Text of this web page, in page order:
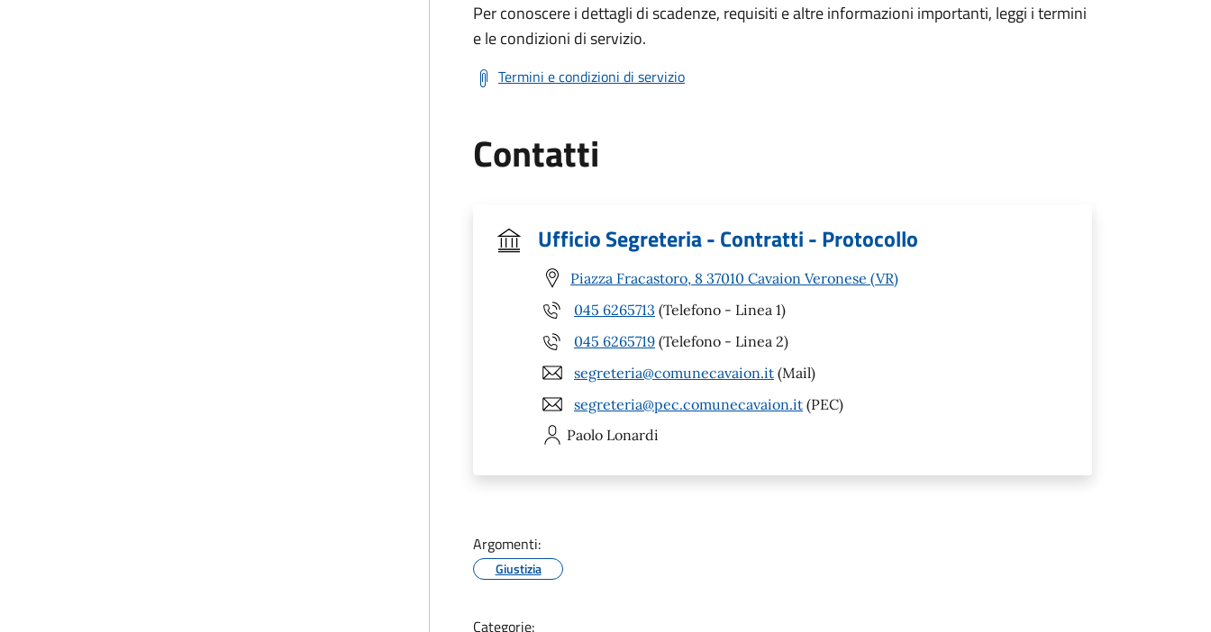
Per conoscere i dettagli di scadenze, requisiti e altre informazioni importanti, leggi i termini
e le condizioni di servizio.
Termini e condizioni di servizio
Contatti
Ufficio Segreteria - Contratti - Protocollo
Piazza Fracastoro, 8 37010 Cavaion Veronese (VR)
045 6265713 (Telefono - Linea 1)
045 6265719 (Telefono - Linea 2)
segreteria@comunecavaion.it (Mail)
segreteria@pec.comunecavaion.it (PEC)
Paolo Lonardi
Argomenti:
Giustizia
Categorie: